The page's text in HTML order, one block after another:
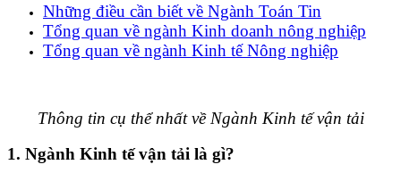
Những điều cần biết về Ngành Toán Tin
Tổng quan về ngành Kinh doanh nông nghiệp
Tổng quan về ngành Kinh tế Nông nghiệp
Thông tin cụ thể nhất về Ngành Kinh tế vận tải
1. Ngành Kinh tế vận tải là gì?